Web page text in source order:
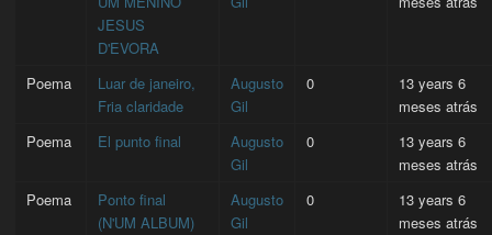
JESUS
D'EVORA
Poema
Luar de janeiro,
Fria claridade
Augusto
Gil
0
13 years 6
meses atrás
Poema
El punto final
Augusto
Gil
0
13 years 6
meses atrás
Poema
Ponto final
(N'UM ALBUM)
Augusto
Gil
0
13 years 6
meses atrás